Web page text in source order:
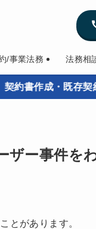
/事業法務 法務相
・既存契約書見直
ザー事件を
とがあります。